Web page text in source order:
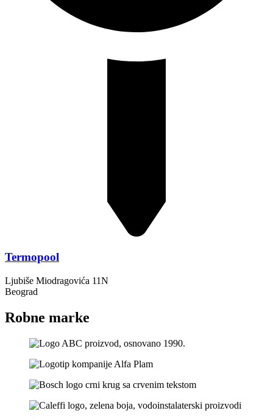
Termopool
Ljubiše Miodragovića 11N
Beograd
Robne marke